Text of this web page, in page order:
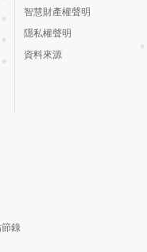
智慧財產權聲明
隱私權聲明
資料來源
錄